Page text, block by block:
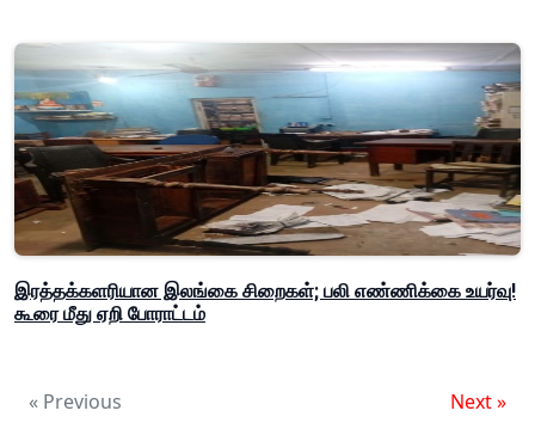
இரத்தக்களரியான இலங்கை சிறைகள்; பலி எண்ணிக்கை உயர்வு!
கூரை மீது ஏறி போராட்டம்
« Previous Next »